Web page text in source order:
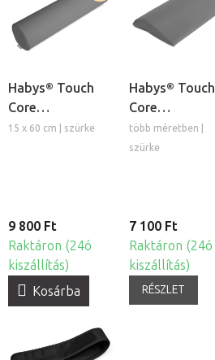
Habys® Touch
Core
hengerpárna
15 x 60 cm | szürke
9 800 Ft
Raktáron (24ó
kiszállítás)
Kosárba
Habys® Touch
Core
félhengerpárna
több méretben |
szürke
7 100 Ft
Raktáron (24ó
kiszállítás)
RÉSZLET